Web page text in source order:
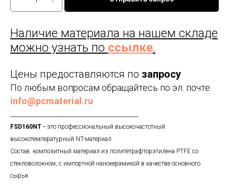
Наличие материала на нашем складе
можно узнать по ссылке.
Цены предоставляются по запросу
По любым вопросам обращайтесь по эл. почте
info@pcmaterial.ru
FSD160NT - это профессиональный высокочастотный
высокотемпературный NT-материал.
Состав: композитный материал из политетрафторэтилена PTFE со
стекловолокном, с импортной нанокерамикой в качестве основного
сырья.